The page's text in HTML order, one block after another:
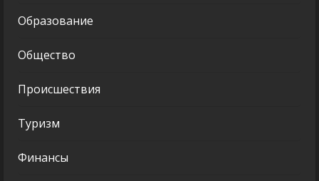
Образование
Общество
Происшествия
Туризм
Финансы